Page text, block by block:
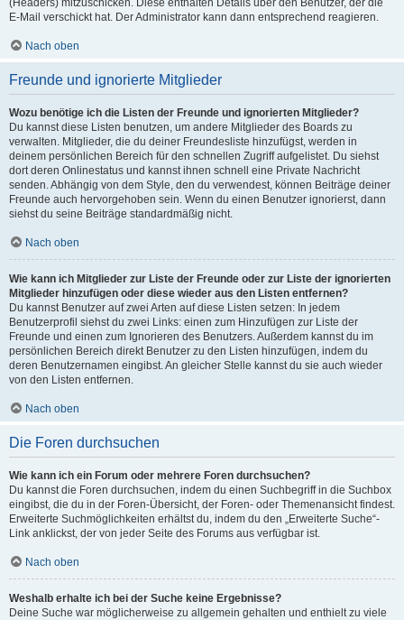
(Headers) mitzuschicken. Diese enthalten Details über den Benutzer, der die
E-Mail verschickt hat. Der Administrator kann dann entsprechend reagieren.
Nach oben
Freunde und ignorierte Mitglieder
Wozu benötige ich die Listen der Freunde und ignorierten Mitglieder?
Du kannst diese Listen benutzen, um andere Mitglieder des Boards zu
verwalten. Mitglieder, die du deiner Freundesliste hinzufügst, werden in
deinem persönlichen Bereich für den schnellen Zugriff aufgelistet. Du siehst
dort deren Onlinestatus und kannst ihnen schnell eine Private Nachricht
senden. Abhängig von dem Style, den du verwendest, können Beiträge deiner
Freunde auch hervorgehoben sein. Wenn du einen Benutzer ignorierst, dann
siehst du seine Beiträge standardmäßig nicht.
Nach oben
Wie kann ich Mitglieder zur Liste der Freunde oder zur Liste der ignorierten
Mitglieder hinzufügen oder diese wieder aus den Listen entfernen?
Du kannst Benutzer auf zwei Arten auf diese Listen setzen: In jedem
Benutzerprofil siehst du zwei Links: einen zum Hinzufügen zur Liste der
Freunde und einen zum Ignorieren des Benutzers. Außerdem kannst du im
persönlichen Bereich direkt Benutzer zu den Listen hinzufügen, indem du
deren Benutzernamen eingibst. An gleicher Stelle kannst du sie auch wieder
von den Listen entfernen.
Nach oben
Die Foren durchsuchen
Wie kann ich ein Forum oder mehrere Foren durchsuchen?
Du kannst die Foren durchsuchen, indem du einen Suchbegriff in die Suchbox
eingibst, die du in der Foren-Übersicht, der Foren- oder Themenansicht findest.
Erweiterte Suchmöglichkeiten erhältst du, indem du den „Erweiterte Suche“-
Link anklickst, der von jeder Seite des Forums aus verfügbar ist.
Nach oben
Weshalb erhalte ich bei der Suche keine Ergebnisse?
Deine Suche war möglicherweise zu allgemein gehalten und enthielt zu viele